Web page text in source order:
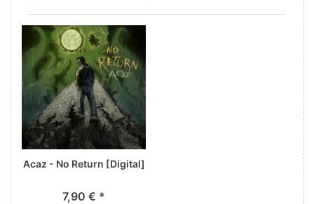
Acaz - No Return [Digital]
7,90 € *